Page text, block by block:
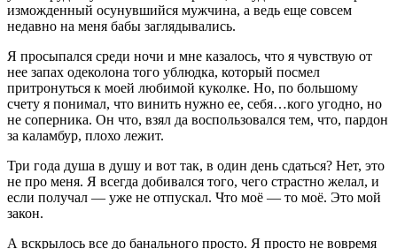
изможденный осунувшийся мужчина, а ведь еще совсем
недавно на меня бабы заглядывались.
Я просыпался среди ночи и мне казалось, что я чувствую от
нее запах одеколона того ублюдка, который посмел
притронуться к моей любимой куколке. Но, по большому
счету я понимал, что винить нужно ее, себя…кого угодно, но
не соперника. Он что, взял да воспользовался тем, что, пардон
за каламбур, плохо лежит.
Три года душа в душу и вот так, в один день сдаться? Нет, это
не про меня. Я всегда добивался того, чего страстно желал, и
если получал — уже не отпускал. Что моё — то моё. Это мой
закон.
А вскрылось все до банального просто. Я просто не вовремя